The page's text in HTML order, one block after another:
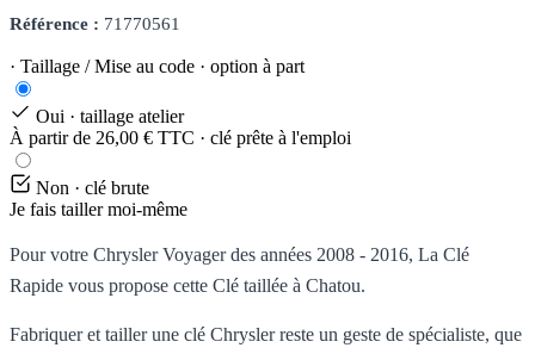
Référence : 71770561
· Taillage / Mise au code · option à part
Oui · taillage atelier
À partir de 26,00 € TTC · clé prête à l'emploi
Non · clé brute
Je fais tailler moi-même
Pour votre Chrysler Voyager des années 2008 - 2016, La Clé
Rapide vous propose cette Clé taillée à Chatou.
Fabriquer et tailler une clé Chrysler reste un geste de spécialiste, que